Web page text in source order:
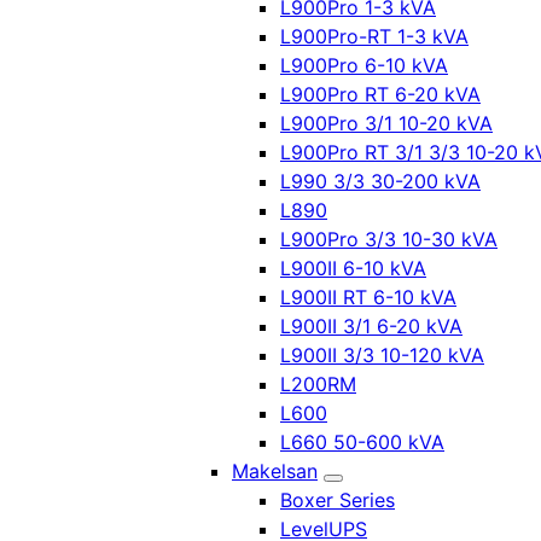
L900Pro 1-3 kVA
L900Pro-RT 1-3 kVA
L900Pro 6-10 kVA
L900Pro RT 6-20 kVA
L900Pro 3/1 10-20 kVA
L900Pro RT 3/1 3/3 10-20
L990 3/3 30-200 kVA
L890
L900Pro 3/3 10-30 kVA
L900II 6-10 kVA
L900II RT 6-10 kVA
L900II 3/1 6-20 kVA
L900II 3/3 10-120 kVA
L200RM
L600
L660 50-600 kVA
Makelsan
Boxer Series
LevelUPS